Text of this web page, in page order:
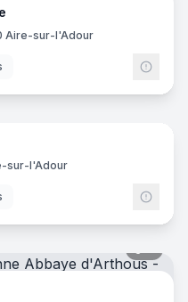
Aire-sur-l'Adour
11
sur-l'Adour